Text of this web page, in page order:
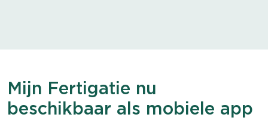
Mijn Fertigatie nu
beschikbaar als mobiele app